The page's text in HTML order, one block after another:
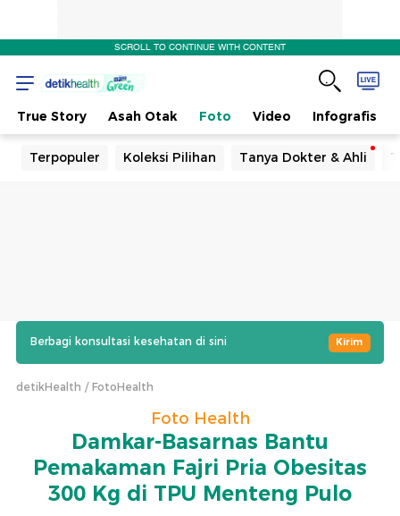
SCROLL TO CONTINUE WITH CONTENT
True Story Asah Otak Foto Video Infografis
Terpopuler Koleksi Pilihan Tanya Dokter & Ahli
Berbagi konsultasi kesehatan di sini Kirim
detikHealth FotoHealth
Foto Health
Damkar-Basarnas Bantu
Pemakaman Fajri Pria Obesitas
300 Kg di TPU Menteng Pulo